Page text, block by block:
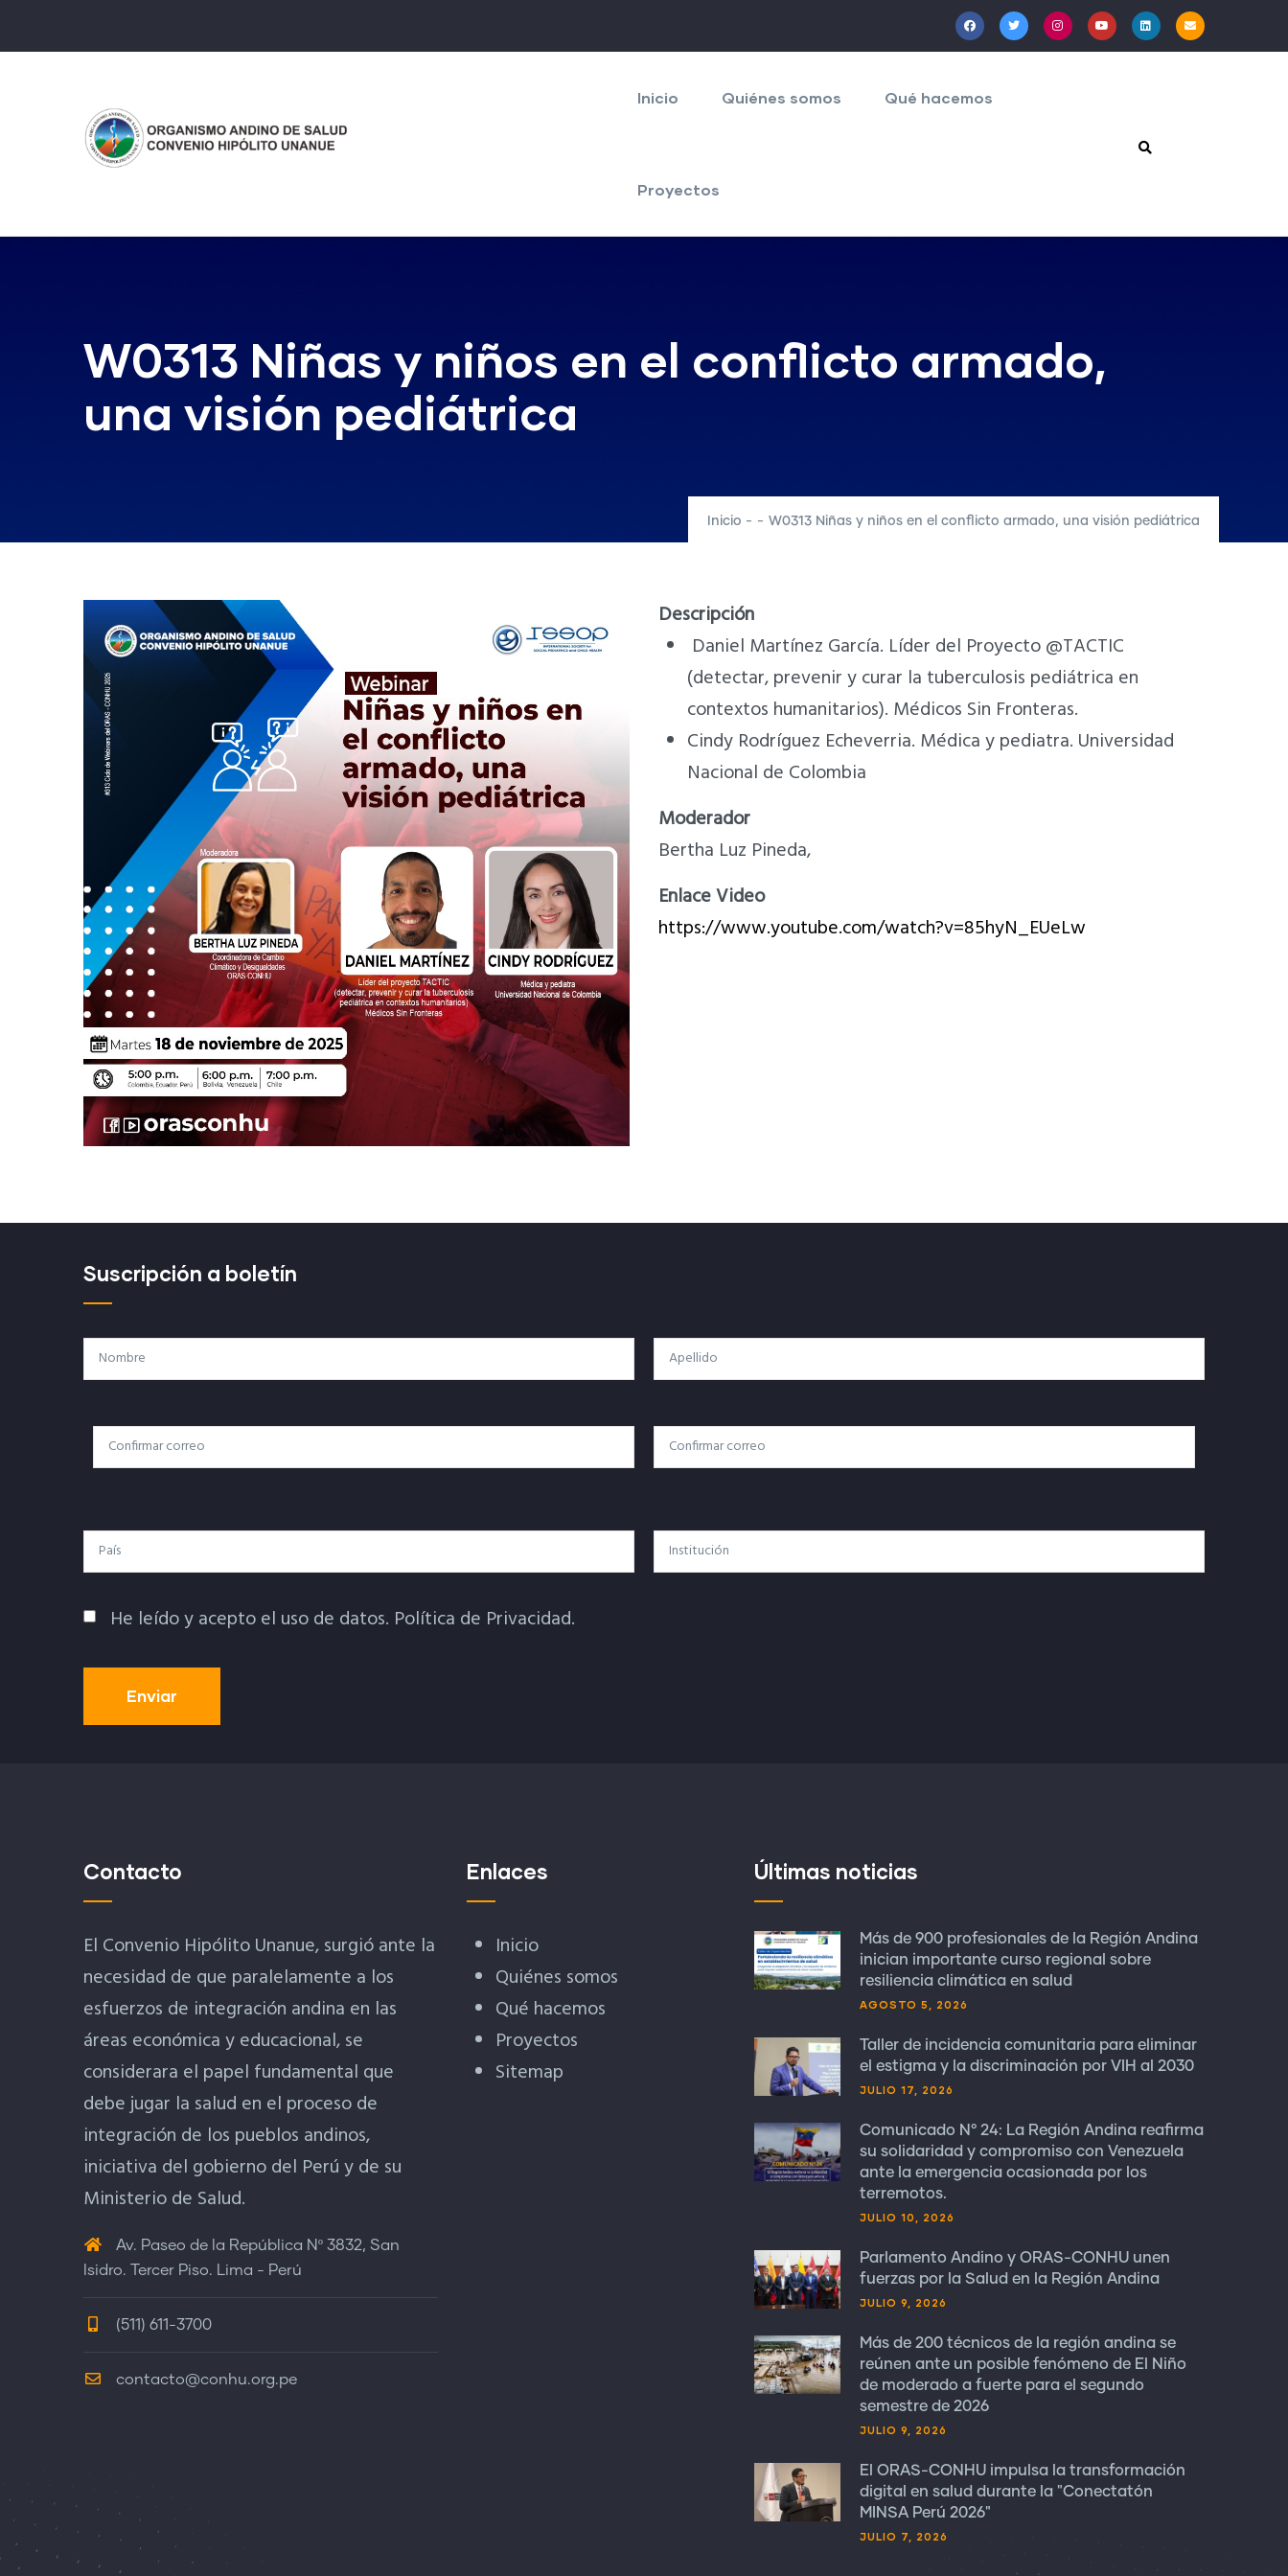
al
principal
Inicio Quiénes somos Qué hacemos
Proyectos
W0313 Niñas y niños en el conflicto armado,
una visión pediátrica
Inicio - - W0313 Niñas y niños en el conflicto armado, una visión pediátrica
Descripción
Daniel Martínez García. Líder del Proyecto @TACTIC
(detectar, prevenir y curar la tuberculosis pediátrica en
contextos humanitarios). Médicos Sin Fronteras.
Cindy Rodríguez Echeverria. Médica y pediatra. Universidad
Nacional de Colombia
Moderador
Bertha Luz Pineda,
Enlace Video
https://www.youtube.com/watch?v=85hyN_EUeLw
Suscripción a boletín
Nombre Apellido
Correo
Electrónico
Correo Electrónico Confirmar Correo
País Institución
Política De Privacidad
He leído y acepto el uso de datos. Política de Privacidad.
Contacto
El Convenio Hipólito Unanue, surgió ante la
necesidad de que paralelamente a los
esfuerzos de integración andina en las
áreas económica y educacional, se
considerara el papel fundamental que
debe jugar la salud en el proceso de
integración de los pueblos andinos,
iniciativa del gobierno del Perú y de su
Ministerio de Salud.
Av. Paseo de la República Nº 3832, San
Isidro. Tercer Piso. Lima - Perú
(511) 611-3700
contacto@conhu.org.pe
Enlaces
Inicio
Quiénes somos
Qué hacemos
Proyectos
Sitemap
Últimas noticias
Más de 900 profesionales de la Región Andina
inician importante curso regional sobre
resiliencia climática en salud
AGOSTO 5, 2026
Taller de incidencia comunitaria para eliminar
el estigma y la discriminación por VIH al 2030
JULIO 17, 2026
Comunicado N° 24: La Región Andina reafirma
su solidaridad y compromiso con Venezuela
ante la emergencia ocasionada por los
terremotos.
JULIO 10, 2026
Parlamento Andino y ORAS-CONHU unen
fuerzas por la Salud en la Región Andina
JULIO 9, 2026
Más de 200 técnicos de la región andina se
reúnen ante un posible fenómeno de El Niño
de moderado a fuerte para el segundo
semestre de 2026
JULIO 9, 2026
El ORAS-CONHU impulsa la transformación
digital en salud durante la "Conectatón
MINSA Perú 2026"
JULIO 7, 2026